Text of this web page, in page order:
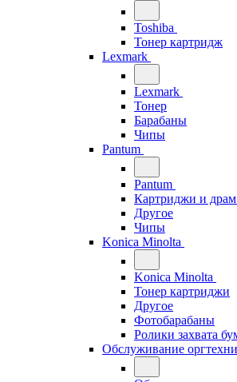
Toshiba
Тонер картридж
Lexmark
Lexmark
Тонер
Барабаны
Чипы
Pantum
Pantum
Картриджи и
Другое
Чипы
Konica Minolta
Konica Minolta
Тонер картриджи
Другое
Фотобарабаны
Ролики захвата
Обслуживание